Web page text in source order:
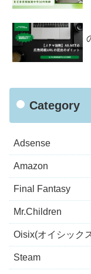
Category
Adsense
Amazon
Final Fantasy
Mr.Children
Oisix(オイシック
Steam